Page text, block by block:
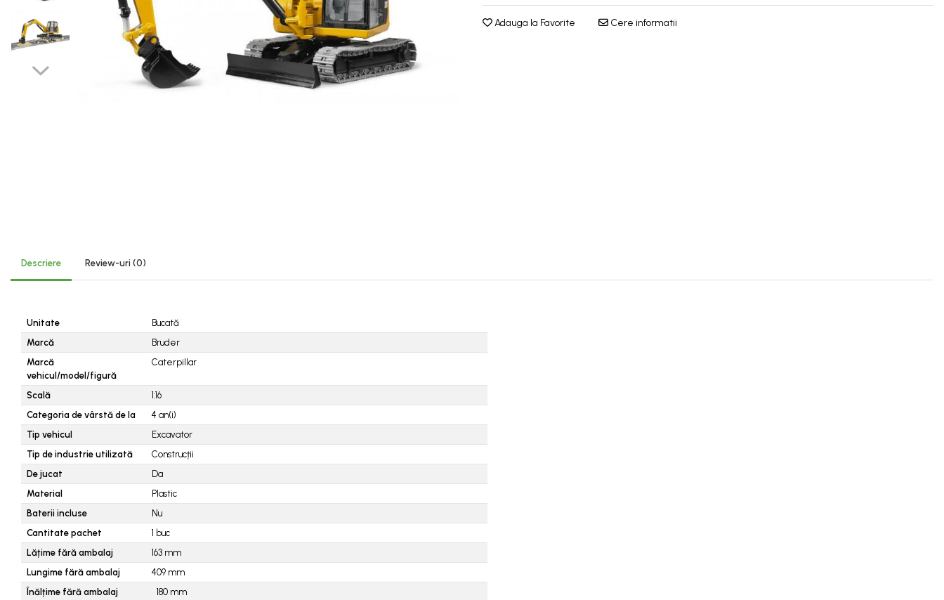
Diverse
Lubrifiere, intretinere si curatare
Pompe ulei/combustibil
Ocheti remorcare
Piese tractoare agricole
Belarus
Carraro
Deutz
Fiat
Ford
Goldoni
John Deere
Lamborghini
Massey Ferguson
New Holland
UTB
Piese utilaje agricole
Adauga la Favorite Cere informatii
Descriere Review-uri (0)
Unitate
Bucată
Marcă
Bruder
Marcă
vehicul/model/figură
Caterpillar
Scală
1:16
Categoria de vârstă de la
4 an(i)
Tip vehicul
Excavator
Tip de industrie utilizată
Construcții
De jucat
Da
Material
Plastic
Baterii incluse
Nu
Cantitate pachet
1 buc
Lățime fără ambalaj
163 mm
Lungime fără ambalaj
409 mm
Înălțime fără ambalaj
180 mm